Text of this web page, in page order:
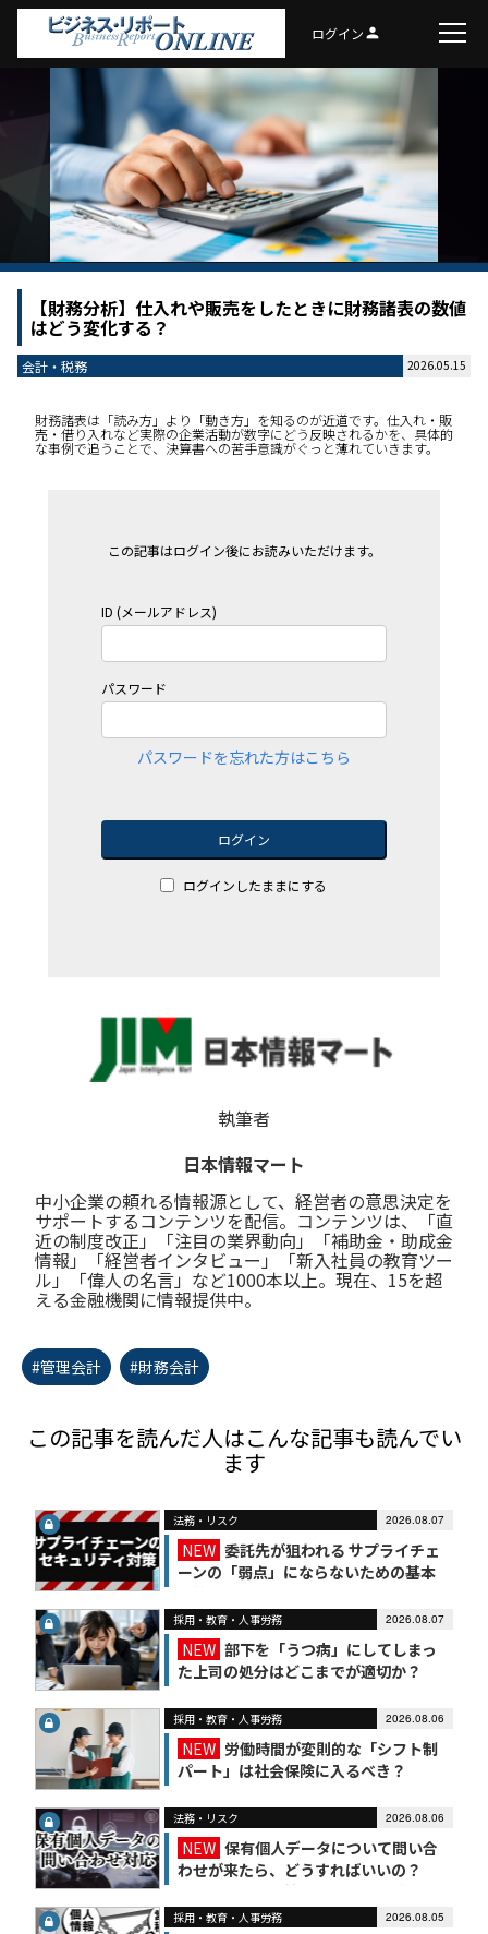
ログインperson
【財務分析】仕入れや販売をしたときに財務諸表の数値
はどう変化する？
会計・税務 2026.05.15
財務諸表は「読み方」より「動き方」を知るのが近道です。仕入れ・販
売・借り入れなど実際の企業活動が数字にどう反映されるかを、具体的
な事例で追うことで、決算書への苦手意識がぐっと薄れていきます。
この記事はログイン後にお読みいただけます。
ID (メールアドレス)
パスワード
パスワードを忘れた方はこちら
ログイン
ログインしたままにする
執筆者
日本情報マート
中小企業の頼れる情報源として、経営者の意思決定を
サポートするコンテンツを配信。コンテンツは、「直
近の制度改正」「注目の業界動向」「補助金・助成金
情報」「経営者インタビュー」「新入社員の教育ツー
ル」「偉人の名言」など1000本以上。現在、15を超
える金融機関に情報提供中。
#管理会計 #財務会計
この記事を読んだ人はこんな記事も読んでい
ます
法務・リスク 2026.08.07
NEW 委託先が狙われる サプライチェ
ーンの「弱点」にならないための基本
採用・教育・人事労務 2026.08.07
NEW 部下を「うつ病」にしてしまっ
た上司の処分はどこまでが適切か？
採用・教育・人事労務 2026.08.06
NEW 労働時間が変則的な「シフト制
パート」は社会保険に入るべき？
法務・リスク 2026.08.06
NEW 保有個人データについて問い合
わせが来たら、どうすればいいの？
【かんたん個人情報保護法（7）】
採用・教育・人事労務 2026.08.05